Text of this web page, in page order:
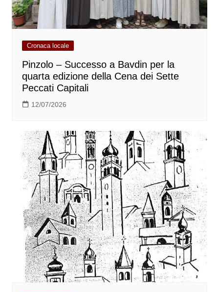
Cronaca locale
Pinzolo – Successo a Bavdin per la
quarta edizione della Cena dei Sette
Peccati Capitali
12/07/2026